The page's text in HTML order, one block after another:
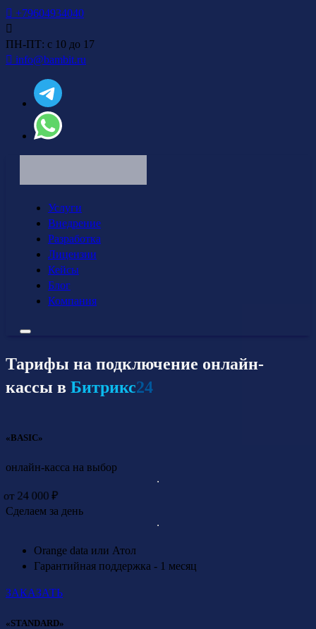
+79604934040
ПН-ПТ: с 10 до 17
info@bambit.ru
Услуги
Внедрение
Разработка
Лицензии
Кейсы
Блог
Компания
Тарифы на подключение онлайн-
кассы в Битрикс24
«BASIC»
онлайн-касса на выбор
от 24 000 ₽
Сделаем за день
Orange data или Атол
Гарантийная поддержка - 1 месяц
ЗАКАЗАТЬ
«STANDARD»